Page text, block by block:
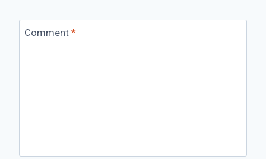
Comment *